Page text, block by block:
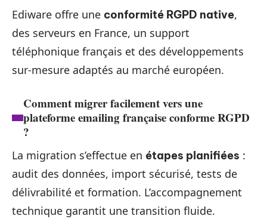
Ediware offre une conformité RGPD native,
des serveurs en France, un support
téléphonique français et des développements
sur-mesure adaptés au marché européen.
Comment migrer facilement vers une
plateforme emailing française conforme RGPD
?
La migration s’effectue en étapes planifiées :
audit des données, import sécurisé, tests de
délivrabilité et formation. L’accompagnement
technique garantit une transition fluide.